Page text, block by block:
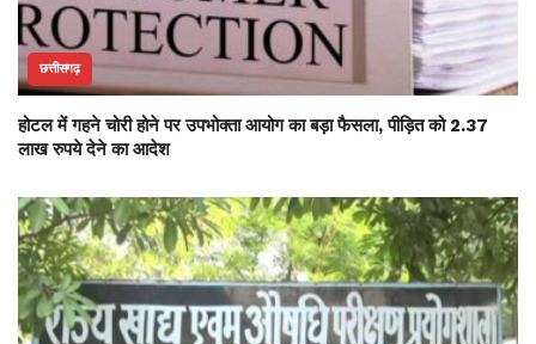
छत्तीसगढ़
होटल में गहने चोरी होने पर उपभोक्ता आयोग का बड़ा फैसला, पीड़ित को 2.37
लाख रुपये देने का आदेश